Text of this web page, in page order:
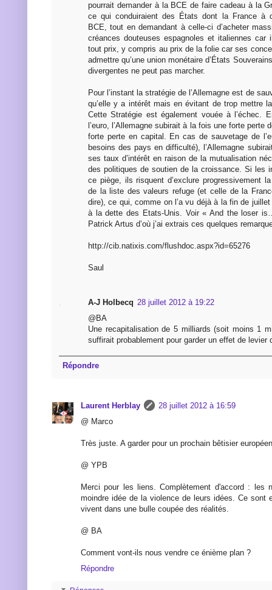
pourrait demander à la BCE de faire cadeau à la
ce qui conduiraient des États dont la France à
BCE, tout en demandant à celle-ci d’acheter
créances douteuses espagnoles et italiennes car
tout prix, y compris au prix de la folie car ses
admettre qu’une union monétaire d’États
divergentes ne peut pas marcher.
Pour l’instant la stratégie de l’Allemagne est de
qu’elle y a intérêt mais en évitant de trop mettre
Cette Stratégie est également vouée à l’échec.
l’euro, l’Allemagne subirait à la fois une forte perte
forte perte en capital. En cas de sauvetage de
besoins des pays en difficulté), l’Allemagne
ses taux d’intérêt en raison de la mutualisation
des politiques de soutien de la croissance. Si les
ce piège, ils risquent d’exclure progressivement
de la liste des valeurs refuge (et celle de la
dire), ce qui, comme on l’a vu déjà à la fin de
à la dette des Etats-Unis. Voir « And the loser
Patrick Artus d’où j’ai extrais ces quelques
http://cib.natixis.com/flushdoc.aspx?id=65276
Saul
A-J Holbecq 28 juillet 2012 à 19:22
@BA
Une recapitalisation de 5 milliards (soit moins 1
suffirait probablement pour garder un effet de levier
Répondre
Laurent Herblay
28 juillet 2012 à 16:59
@ Marco
Très juste. A garder pour un prochain bêtisier
@ YPB
Merci pour les liens. Complètement d'accord : les
moindre idée de la violence de leurs idées. Ce sont
vivent dans une bulle coupée des réalités.
@ BA
Comment vont-ils nous vendre ce énième plan ?
Répondre